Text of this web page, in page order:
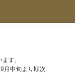
す。
月中旬より順次